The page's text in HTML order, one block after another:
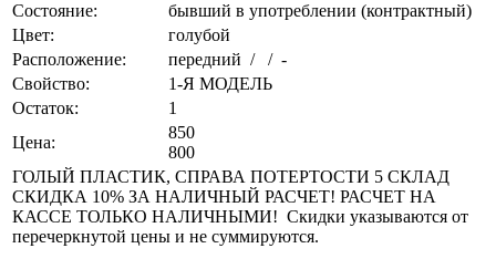
Состояние:
бывший в употреблении (контрактный)
Цвет:
голубой
Расположение:
передний / / -
Свойство:
1-Я МОДЕЛЬ
Остаток:
1
Цена:
850
800
ГОЛЫЙ ПЛАСТИК, СПРАВА ПОТЕРТОСТИ 5 СКЛАД
СКИДКА 10% ЗА НАЛИЧНЫЙ РАСЧЕТ! РАСЧЕТ НА
КАССЕ ТОЛЬКО НАЛИЧНЫМИ! Скидки указываются от
перечеркнутой цены и не суммируются.